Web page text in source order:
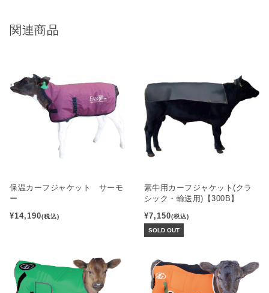
関連商品
保温カーフジャケット サーモ
ー
¥14,190(税込)
素牛用カーフジャケット(クラ
シック・輸送用)【300B】
¥7,150(税込)
SOLD OUT